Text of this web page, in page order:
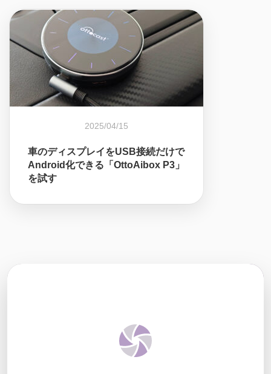
2025/04/15
車のディスプレイをUSB接続だけで
Android化できる「OttoAibox P3」
を試す